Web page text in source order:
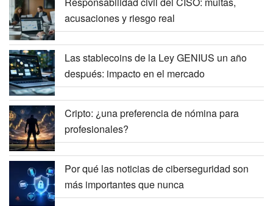
acusaciones y riesgo real
Las stablecoins de la Ley GENIUS un año
después: impacto en el mercado
Cripto: ¿una preferencia de nómina para
profesionales?
Por qué las noticias de ciberseguridad son
más importantes que nunca